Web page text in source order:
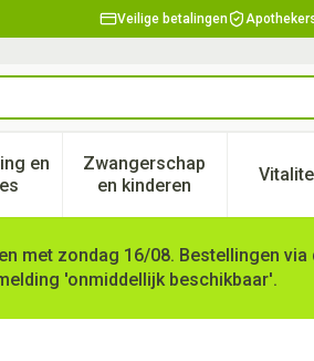
Veilige betalingen
verzorging en hygiëne
en
submenu voor Dieet, voeding en
Zwangerschap
en kinderenToon submenu voor
met zondag 16/08. Bestellingen
'onmiddellijk beschikbaar'.